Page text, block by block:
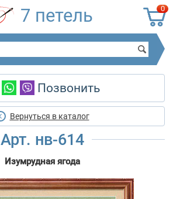
0
7 петель
Позвонить
Вернуться в каталог
Арт. нв-614
Изумрудная ягода